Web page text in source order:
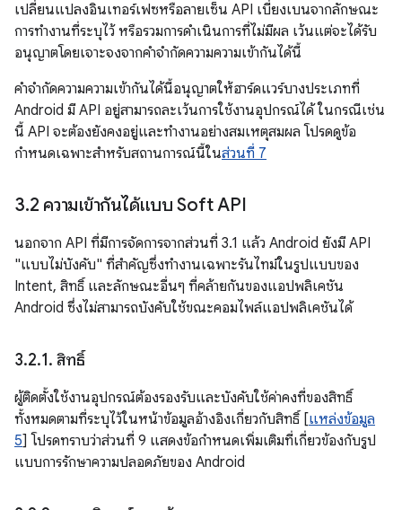
เปลี่ยนแปลงอินเทอร์เฟซหรือลายเซ็น API เบี่ยงเบนจากลักษณะ
การทำงานที่ระบุไว้ หรือรวมการดำเนินการที่ไม่มีผล เว้นแต่จะได้รับ
อนุญาตโดยเจาะจงจากคำจำกัดความความเข้ากันได้นี้
คําจํากัดความความเข้ากันได้นี้อนุญาตให้ฮาร์ดแวร์บางประเภทที่
Android มี API อยู่สามารถละเว้นการใช้งานอุปกรณ์ได้ ในกรณีเช่น
นี้ API จะต้องยังคงอยู่และทํางานอย่างสมเหตุสมผล โปรดดูข้อ
กำหนดเฉพาะสำหรับสถานการณ์นี้ในส่วนที่ 7
3.2 ความเข้ากันได้แบบ Soft API
นอกจาก API ที่มีการจัดการจากส่วนที่ 3.1 แล้ว Android ยังมี API
"แบบไม่บังคับ" ที่สำคัญซึ่งทำงานเฉพาะรันไทม์ในรูปแบบของ
Intent, สิทธิ์ และลักษณะอื่นๆ ที่คล้ายกันของแอปพลิเคชัน
Android ซึ่งไม่สามารถบังคับใช้ขณะคอมไพล์แอปพลิเคชันได้
3.2.1. สิทธิ์
ผู้ติดตั้งใช้งานอุปกรณ์ต้องรองรับและบังคับใช้ค่าคงที่ของสิทธิ์
ทั้งหมดตามที่ระบุไว้ในหน้าข้อมูลอ้างอิงเกี่ยวกับสิทธิ์ [แหล่งข้อมูล
5] โปรดทราบว่าส่วนที่ 9 แสดงข้อกำหนดเพิ่มเติมที่เกี่ยวข้องกับรูป
แบบการรักษาความปลอดภัยของ Android